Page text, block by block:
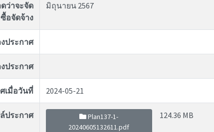
ว่าจะจัด
ซื้อจัดจ้าง
มิถุนายน 2567
ประกาศ
ประกาศ
เมื่อวันที่ 2024-05-21
ประกาศ
Plan137-1-
20240605132611.pdf
124.36 MB